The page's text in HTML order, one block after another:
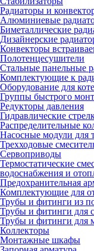
Радиаторы и
Алюминиевые
Биметаллические
Дизайнерские
Конвекторы
Полотенцесушители
Стальные панельные
Комплектующие к
Оборудование для
Группы быстрого
Редукторы давления
Гидравлические
Распределительные
Насосные модули для
Трехходовые
Сервоприводы
Термостатические
водоснабжения и
Предохранительная
Комплектующие для
Трубы и фитинги из
Трубы и фитинги для
Трубы и фитинги для
Коллекторы
Монтажные шкафы